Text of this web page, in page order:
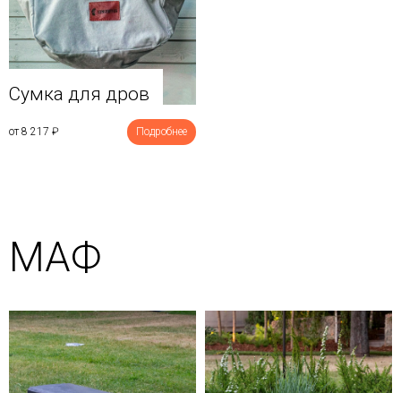
Сумка для дров
от 8 217 ₽ Подробнее
МАФ